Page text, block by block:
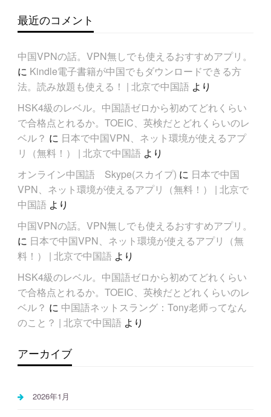
最近のコメント
中国VPNの話。VPN無しでも使えるおすすめアプリ。
に Kindle電子書籍が中国でもダウンロードできる方
法。読み放題も使える！ | 北京で中国語より
HSK4級のレベル。中国語ゼロから初めてどれくらい
で合格点とれるか。TOEIC、英検だとどれくらいのレ
ベル？ に 日本で中国VPN、ネット環境が使えるアプ
リ（無料！） | 北京で中国語より
オンライン中国語 Skype(スカイプ) に 日本で中国
VPN、ネット環境が使えるアプリ（無料！） | 北京で
中国語より
中国VPNの話。VPN無しでも使えるおすすめアプリ。
に 日本で中国VPN、ネット環境が使えるアプリ（無
料！） | 北京で中国語より
HSK4級のレベル。中国語ゼロから初めてどれくらい
で合格点とれるか。TOEIC、英検だとどれくらいのレ
ベル？ に 中国語ネットスラング：Tony老师ってなん
のこと？ | 北京で中国語より
アーカイブ
2026年1月